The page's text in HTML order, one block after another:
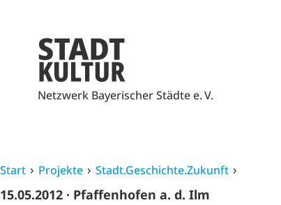
Netzwerk Bayerischer Städte e. V.
Start Projekte Stadt.Geschichte.Zukunft
15.05.2012 · Pfaffenhofen a. d. Ilm